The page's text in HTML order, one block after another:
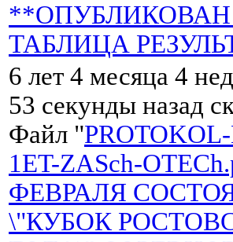
ТАБЛИЦА
6 лет 4 месяца 4
53 секунды назад
Файл "
1ET-ZASch-
ФЕВРАЛЯ
\"КУБОК